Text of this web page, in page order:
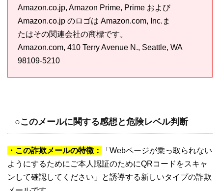
Amazon.co.jp, Amazon Prime, Prime および
Amazon.co.jp のロゴは Amazon.com, Inc.ま
たはその関連会社の商標です。
Amazon.com, 410 Terry Avenue N., Seattle, WA
98109-5210
○このメールに関する感想と危険レベル判断
・この詐欺メールの特徴：
「Webページが乗っ取られない
ようにするためにご本人認証のためにQRコードをスキャ
ンして確認してください」と誘導する新しいタイプの詐欺